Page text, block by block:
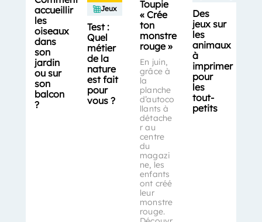
accueillir
les
oiseaux
dans
son
jardin
ou sur
son
balcon
?
Jeux
Test :
Quel
métier
de la
nature
est fait
pour
vous ?
Toupie
« Crée
ton
monstre
rouge »
En juin,
grâce à
la
planche
d’autoco
llants à
détache
r au
centre
du
magazi
ne, les
enfants
ont créé
leur
monstre
rouge.
Des
jeux sur
les
animaux
à
imprimer
pour
les
tout-
petits